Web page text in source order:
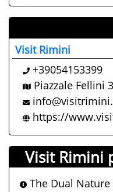
Visit Rimini
+39054153399
Piazzale Fellini
https://
Visit Rimini
The Dual